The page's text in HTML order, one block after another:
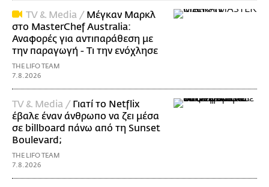
TV & Media / Μέγκαν Μαρκλ
στο MasterChef Australia:
Αναφορές για αντιπαράθεση με
την παραγωγή - Τι την ενόχλησε
THE LIFO TEAM
7.8.2026
TV & Media / Γιατί το Netflix
έβαλε έναν άνθρωπο να ζει μέσα
σε billboard πάνω από τη Sunset
Boulevard;
THE LIFO TEAM
7.8.2026